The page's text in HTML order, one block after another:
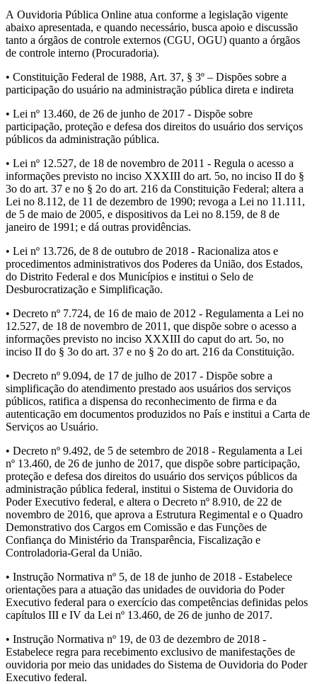
A Ouvidoria Pública Online atua conforme a legislação vigente
abaixo apresentada, e quando necessário, busca apoio e discussão
tanto a órgãos de controle externos (CGU, OGU) quanto a órgãos
de controle interno (Procuradoria).
• Constituição Federal de 1988, Art. 37, § 3º – Dispões sobre a
participação do usuário na administração pública direta e indireta
• Lei nº 13.460, de 26 de junho de 2017 - Dispõe sobre
participação, proteção e defesa dos direitos do usuário dos serviços
públicos da administração pública.
• Lei nº 12.527, de 18 de novembro de 2011 - Regula o acesso a
informações previsto no inciso XXXIII do art. 5o, no inciso II do §
3o do art. 37 e no § 2o do art. 216 da Constituição Federal; altera a
Lei no 8.112, de 11 de dezembro de 1990; revoga a Lei no 11.111,
de 5 de maio de 2005, e dispositivos da Lei no 8.159, de 8 de
janeiro de 1991; e dá outras providências.
• Lei nº 13.726, de 8 de outubro de 2018 - Racionaliza atos e
procedimentos administrativos dos Poderes da União, dos Estados,
do Distrito Federal e dos Municípios e institui o Selo de
Desburocratização e Simplificação.
• Decreto nº 7.724, de 16 de maio de 2012 - Regulamenta a Lei no
12.527, de 18 de novembro de 2011, que dispõe sobre o acesso a
informações previsto no inciso XXXIII do caput do art. 5o, no
inciso II do § 3o do art. 37 e no § 2o do art. 216 da Constituição.
• Decreto nº 9.094, de 17 de julho de 2017 - Dispõe sobre a
simplificação do atendimento prestado aos usuários dos serviços
públicos, ratifica a dispensa do reconhecimento de firma e da
autenticação em documentos produzidos no País e institui a Carta de
Serviços ao Usuário.
• Decreto nº 9.492, de 5 de setembro de 2018 - Regulamenta a Lei
nº 13.460, de 26 de junho de 2017, que dispõe sobre participação,
proteção e defesa dos direitos do usuário dos serviços públicos da
administração pública federal, institui o Sistema de Ouvidoria do
Poder Executivo federal, e altera o Decreto nº 8.910, de 22 de
novembro de 2016, que aprova a Estrutura Regimental e o Quadro
Demonstrativo dos Cargos em Comissão e das Funções de
Confiança do Ministério da Transparência, Fiscalização e
Controladoria-Geral da União.
• Instrução Normativa nº 5, de 18 de junho de 2018 - Estabelece
orientações para a atuação das unidades de ouvidoria do Poder
Executivo federal para o exercício das competências definidas pelos
capítulos III e IV da Lei nº 13.460, de 26 de junho de 2017.
• Instrução Normativa nº 19, de 03 de dezembro de 2018 -
Estabelece regra para recebimento exclusivo de manifestações de
ouvidoria por meio das unidades do Sistema de Ouvidoria do Poder
Executivo federal.